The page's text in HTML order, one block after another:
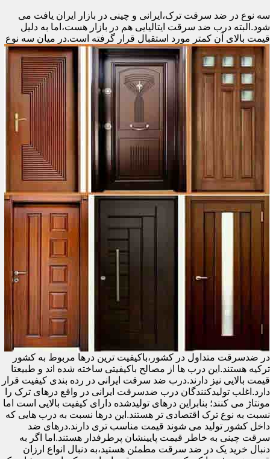
سه نوع در ضد سرقت ترک،ایرانی و چینی در بازار ایران یافت می
شود.البته درب ضد سرقت ایتالیایی هم در بازار هست،اما به دلیل
قیمت بالای آن کمتر مورد استقبال قرار گرفته است.در میان سه نوع
در ضدسرقت متداول در کشور،باکیفیت ترین درها مربوط به کشور
ترکیه هستند.این درب ها از مصالح باکیفیتی ساخته شده اند و طبیعتا
قیمت بالایی نیز دارند.درب ضد سرقت ایرانی در رده بندی کیفیت قرار
دارد.اغلب تولیدکنندگان درب ضدسرقت ایرانی در واقع درهای ترک را
مونتاژ می کنند؛ بنابراین درهای تولیدشده دارای کیفیت بالایی است اما
نسبت به نوع ترک اقتصادی تر هستند.این درها نسبت به درب هایی که
داخل کشور تولید می شوند قیمت مناسب تری دارند.درهای ضد
سرقت چینی به خاطر قیمت پایینشان پرطرفدار هستند.اما اگر به
دنبال خرید یک در ضد سرقت مطمئن هستید،به دنبال انواع ارزان